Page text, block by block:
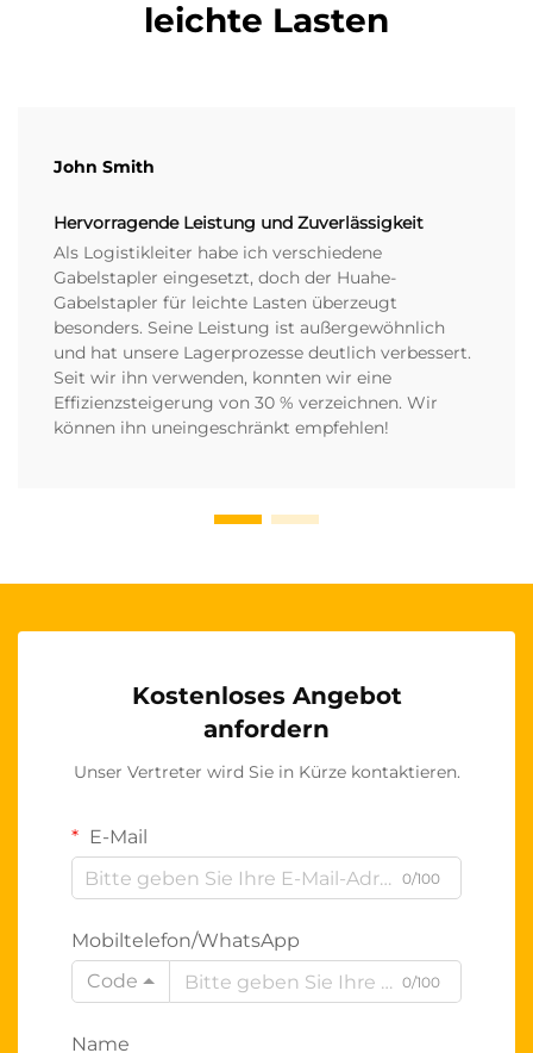
leichte Lasten
John Smith
Hervorragende Leistung und Zuverlässigkeit
Als Logistikleiter habe ich verschiedene
Gabelstapler eingesetzt, doch der Huahe-
Gabelstapler für leichte Lasten überzeugt
besonders. Seine Leistung ist außergewöhnlich
und hat unsere Lagerprozesse deutlich verbessert.
Seit wir ihn verwenden, konnten wir eine
Effizienzsteigerung von 30 % verzeichnen. Wir
können ihn uneingeschränkt empfehlen!
Kostenloses Angebot
anfordern
Unser Vertreter wird Sie in Kürze kontaktieren.
E-Mail
0/100
Mobiltelefon/WhatsApp
Code
0/100
Name